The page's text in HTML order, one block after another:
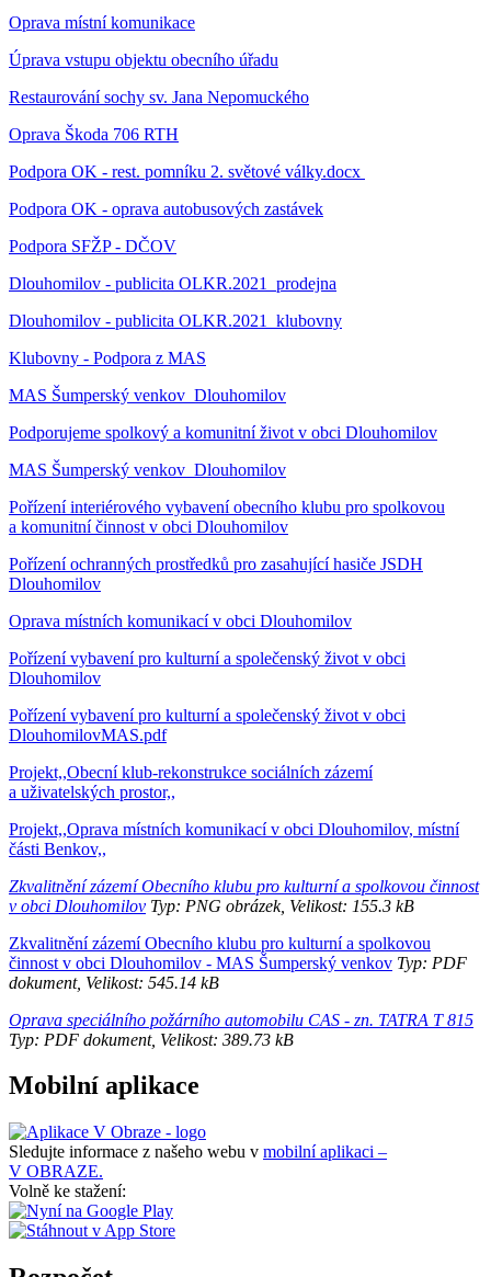
Oprava místní komunikace
Úprava vstupu objektu obecního úřadu
Restaurování sochy sv. Jana Nepomuckého
Oprava Škoda 706 RTH
Podpora OK - rest. pomníku 2. světové války.docx
Podpora OK - oprava autobusových zastávek
Podpora SFŽP - DČOV
Dlouhomilov - publicita OLKR.2021_prodejna
Dlouhomilov - publicita OLKR.2021_klubovny
Klubovny - Podpora z MAS
MAS Šumperský venkov_Dlouhomilov
Podporujeme spolkový a komunitní život v obci Dlouhomilov
MAS Šumperský venkov_Dlouhomilov
Pořízení interiérového vybavení obecního klubu pro spolkovou
a komunitní činnost v obci Dlouhomilov
Pořízení ochranných prostředků pro zasahující hasiče JSDH
Dlouhomilov
Oprava místních komunikací v obci Dlouhomilov
Pořízení vybavení pro kulturní a společenský život v obci
Dlouhomilov
Pořízení vybavení pro kulturní a společenský život v obci
DlouhomilovMAS.pdf
Projekt,,Obecní klub-rekonstrukce sociálních zázemí
a uživatelských prostor,,
Projekt,,Oprava místních komunikací v obci Dlouhomilov, místní
části Benkov,,
Zkvalitnění zázemí Obecního klubu pro kulturní a spolkovou činnost
v obci Dlouhomilov Typ: PNG obrázek, Velikost: 155.3 kB
Zkvalitnění zázemí Obecního klubu pro kulturní a spolkovou
činnost v obci Dlouhomilov - MAS Šumperský venkov Typ: PDF
dokument, Velikost: 545.14 kB
Oprava speciálního požárního automobilu CAS - zn. TATRA T 815
Typ: PDF dokument, Velikost: 389.73 kB
Mobilní aplikace
Sledujte informace z našeho webu v mobilní aplikaci –
V OBRAZE.
Volně ke stažení: